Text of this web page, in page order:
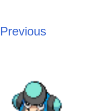
Previous